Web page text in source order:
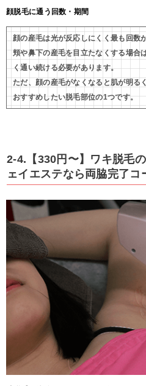
顔脱毛に通う回数・期間
顔の産毛は光が反応しにくく最も回数
頬や鼻下の産毛を目立たなくする場合
く通い続ける必要があります。
ただ、顔の産毛がなくなると肌が明る
おすすめしたい脱毛部位の1つです。
2-4.【330円〜】ワキ脱毛
ェイエステなら両脇完了コ